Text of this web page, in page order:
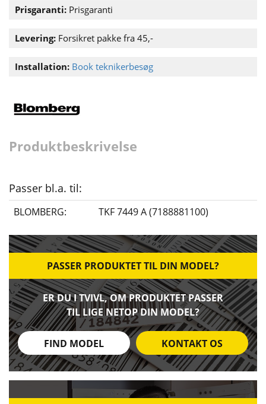
Prisgaranti: Prisgaranti
Levering: Forsikret pakke fra 45,-
Installation: Book teknikerbesøg
Produktbeskrivelse
Passer bl.a. til:
BLOMBERG: TKF 7449 A (7188881100)
PASSER PRODUKTET TIL DIN MODEL?
ER DU I TVIVL, OM PRODUKTET PASSER
TIL LIGE NETOP DIN MODEL?
FIND MODEL KONTAKT OS